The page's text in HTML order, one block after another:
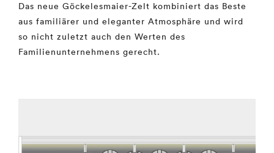
Das neue Göckelesmaier-Zelt kombiniert das Beste
aus familiärer und eleganter Atmosphäre und wird
so nicht zuletzt auch den Werten des
Familienunternehmens gerecht.